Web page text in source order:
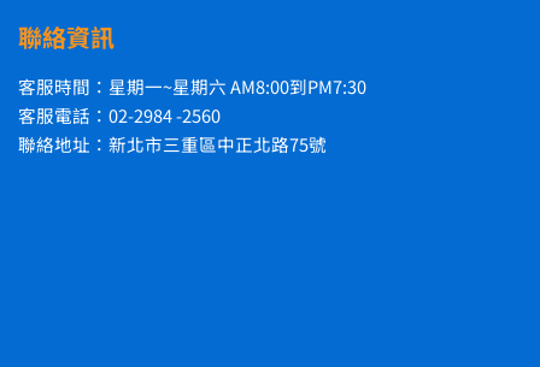
聯絡資訊
客服時間：星期一~星期六 AM8:00到PM7:30
客服電話：02-2984 -2560
聯絡地址：新北市三重區中正北路75號